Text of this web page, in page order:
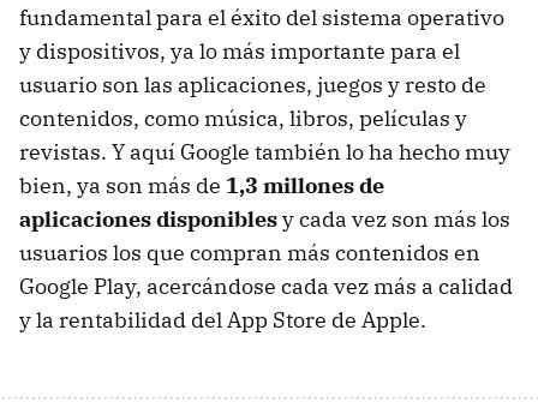
fundamental para el éxito del sistema operativo
y dispositivos, ya lo más importante para el
usuario son las aplicaciones, juegos y resto de
contenidos, como música, libros, películas y
revistas. Y aquí Google también lo ha hecho muy
bien, ya son más de 1,3 millones de
aplicaciones disponiblesy cada vez son más los
usuarios los que compran más contenidos en
Google Play, acercándose cada vez más a calidad
y la rentabilidad del App Store de Apple.